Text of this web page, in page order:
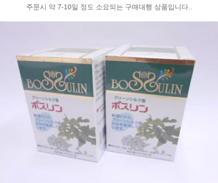
주문시 약 7-10일 정도 소요되는 구매대행 상품입니다..